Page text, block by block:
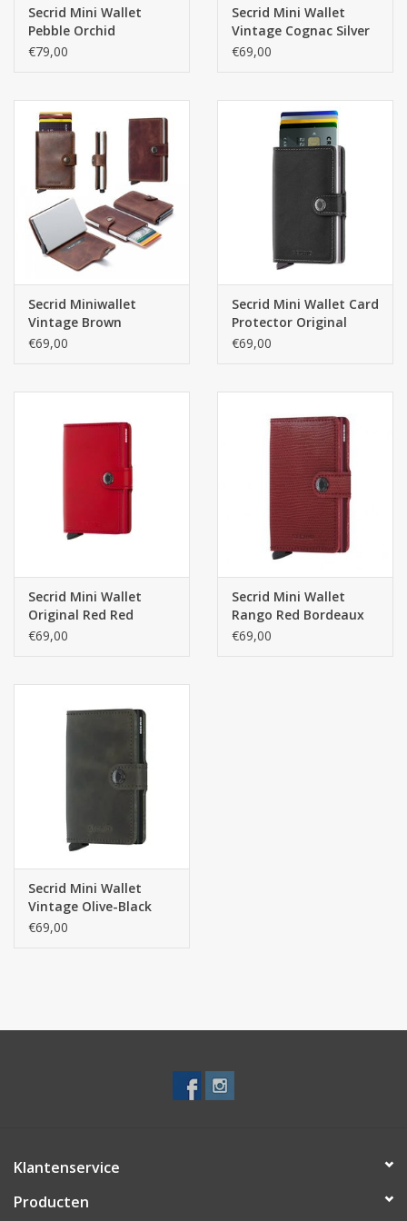
De Secrid portemonnees worden ontworpen en geproduceerd
Generfd Leer met een ‘pebble’ structuur. Geïnspireerd op
designerkleding: Pebble is onmiskenbaar stijlvol.
Afmetingen: 10.2 x 6.5 x 2.1 cm
Materiaal: leer
Kleur: cappuccino
Secrid Mini Wallet
Pebble Orchid
pasjeshouder
€79,00
Secrid Mini Wallet
Vintage Cognac Silver
pasjeshouder
€69,00
Secrid Miniwallet
Vintage Brown
€69,00
Secrid Mini Wallet Card
Protector Original
Black
€69,00
Secrid Mini Wallet
Original Red Red
pasjeshouder
€69,00
Secrid Mini Wallet
Rango Red Bordeaux
pasjeshouder
€69,00
Secrid Mini Wallet
Vintage Olive-Black
pasjeshouder
€69,00
Klantenservice
Producten